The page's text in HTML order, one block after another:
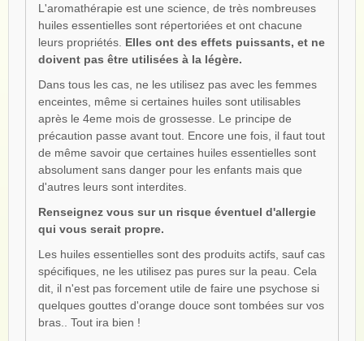
L'aromathérapie est une science, de très nombreuses
huiles essentielles sont répertoriées et ont chacune
leurs propriétés. Elles ont des effets puissants, et ne
doivent pas être utilisées à la légère.
Dans tous les cas, ne les utilisez pas avec les femmes
enceintes, même si certaines huiles sont utilisables
après le 4eme mois de grossesse. Le principe de
précaution passe avant tout. Encore une fois, il faut tout
de même savoir que certaines huiles essentielles sont
absolument sans danger pour les enfants mais que
d'autres leurs sont interdites.
Renseignez vous sur un risque éventuel d'allergie
qui vous serait propre.
Les huiles essentielles sont des produits actifs, sauf cas
spécifiques, ne les utilisez pas pures sur la peau. Cela
dit, il n'est pas forcement utile de faire une psychose si
quelques gouttes d'orange douce sont tombées sur vos
bras.. Tout ira bien !